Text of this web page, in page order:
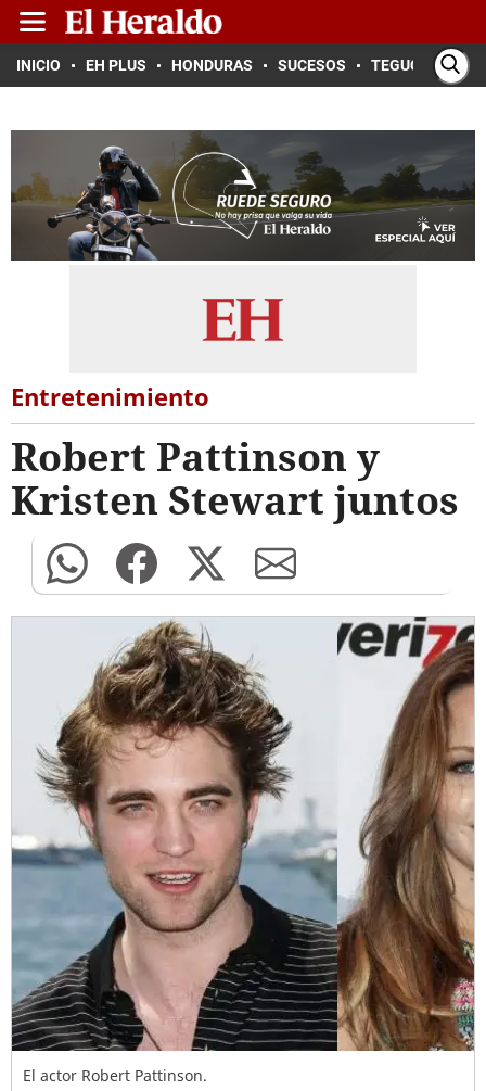
INICIO EH PLUS HONDURAS SUCESOS TEGUCIGALPA
Entretenimiento
Robert Pattinson y
Kristen Stewart juntos
El actor Robert Pattinson.